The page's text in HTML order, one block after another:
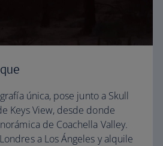
única, pose junto a Skull
Keys View, desde donde
de Coachella Valley.
a Los Ángeles y alquile